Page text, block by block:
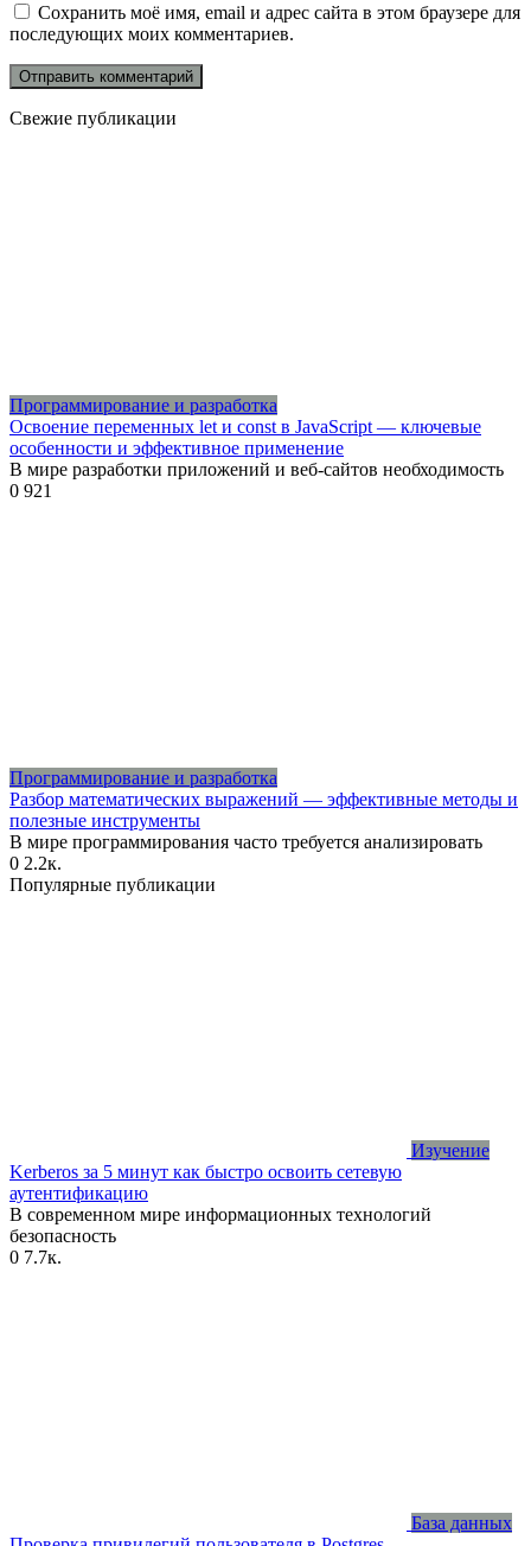
Сохранить моё имя, email и адрес сайта в этом браузере для
последующих моих комментариев.
Свежие публикации
Программирование и разработка
Освоение переменных let и const в JavaScript — ключевые
особенности и эффективное применение
В мире разработки приложений и веб-сайтов необходимость
0 921
Программирование и разработка
Разбор математических выражений — эффективные методы и
полезные инструменты
В мире программирования часто требуется анализировать
0 2.2к.
Популярные публикации
Изучение
Kerberos за 5 минут как быстро освоить сетевую
аутентификацию
В современном мире информационных технологий
безопасность
0 7.7к.
База данных